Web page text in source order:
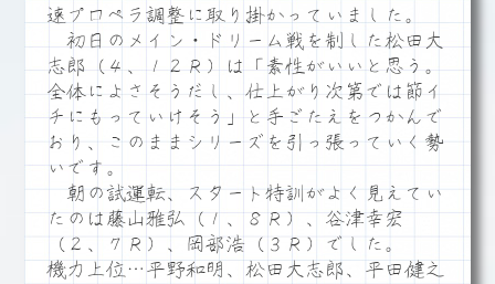
速プロペラ調整に取り掛かっていました。
初日のメイン・ドリーム戦を制した松田大
志郎（４、１２Ｒ）は「素性がいいと思う。
全体によさそうだし、仕上がり次第では節イ
チにもっていけそう」と手ごたえをつかんで
おり、このままシリーズを引っ張っていく勢
いです。
朝の試運転、スタート特訓がよく見えてい
たのは藤山雅弘（１、８Ｒ）、谷津幸宏
（２、７Ｒ）、岡部浩（３Ｒ）でした。
機力上位…平野和明、松田大志郎、平田健之